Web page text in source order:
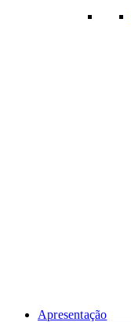
Apresentação